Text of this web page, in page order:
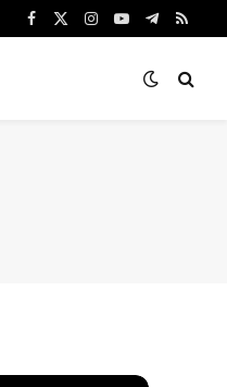
Facebook
X
Instagram
YouTube
Telegram
RSS